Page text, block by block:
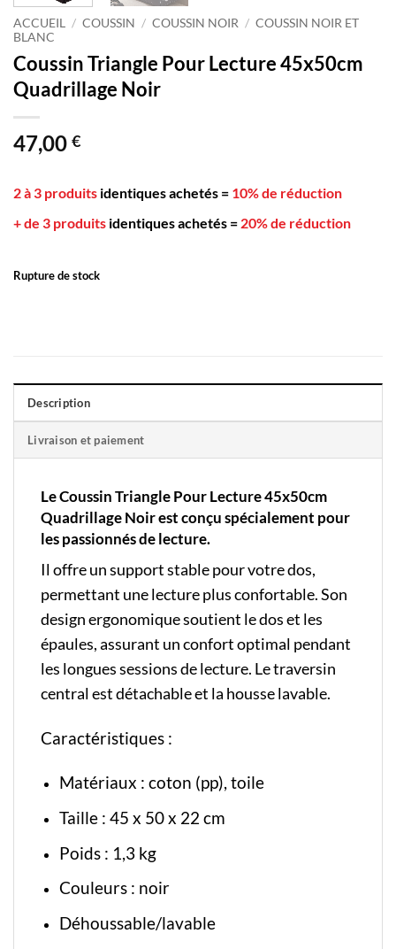
ACCUEIL / COUSSIN / COUSSIN NOIR / COUSSIN NOIR ET
BLANC
Coussin Triangle Pour Lecture 45x50cm
Quadrillage Noir
47,00 €
2 à 3 produits identiques achetés = 10% de réduction
+ de 3 produits identiques achetés = 20% de réduction
Rupture de stock
Description
Livraison et paiement
Le Coussin Triangle Pour Lecture 45x50cm
Quadrillage Noir est conçu spécialement pour
les passionnés de lecture.
Il offre un support stable pour votre dos,
permettant une lecture plus confortable. Son
design ergonomique soutient le dos et les
épaules, assurant un confort optimal pendant
les longues sessions de lecture. Le traversin
central est détachable et la housse lavable.
Caractéristiques :
Matériaux : coton (pp), toile
Taille : 45 x 50 x 22 cm
Poids : 1,3 kg
Couleurs : noir
Déhoussable/lavable